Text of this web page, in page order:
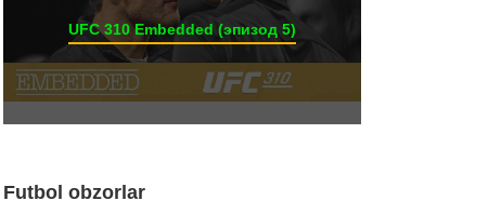
UFC 310 Embedded (эпизод 5)
Futbol obzorlar